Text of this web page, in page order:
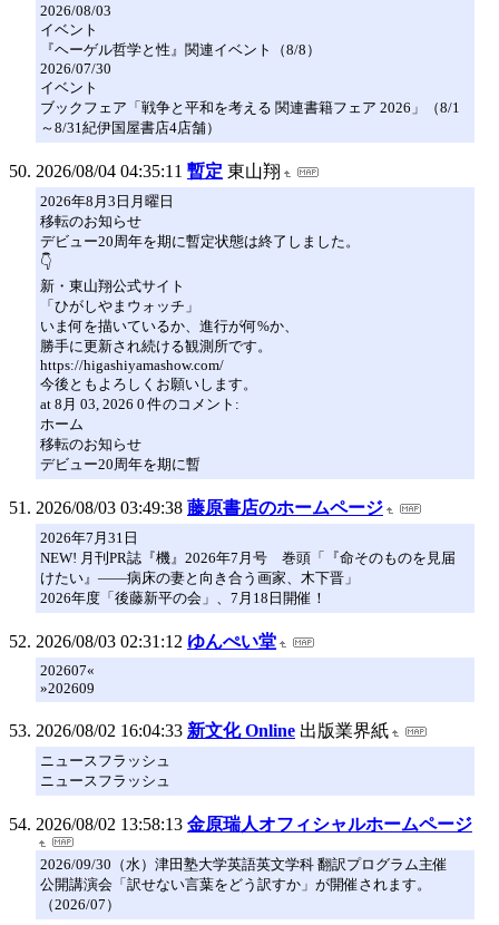
2026/08/03
イベント
『ヘーゲル哲学と性』関連イベント（8/8）
2026/07/30
イベント
ブックフェア「戦争と平和を考える 関連書籍フェア 2026」（8/1
～8/31紀伊国屋書店4店舗）
2026/08/04 04:35:11 暫定 東山翔
2026年8月3日月曜日
移転のお知らせ
デビュー20周年を期に暫定状態は終了しました。
👇
新・東山翔公式サイト
「ひがしやまウォッチ」
いま何を描いているか、進行が何%か、
勝手に更新され続ける観測所です。
https://higashiyamashow.com/
今後ともよろしくお願いします。
at 8月 03, 2026 0 件のコメント:
ホーム
移転のお知らせ
デビュー20周年を期に暫
2026/08/03 03:49:38 藤原書店のホームページ
2026年7月31日
NEW! 月刊PR誌『機』2026年7月号 巻頭「『命そのものを見届
けたい』――病床の妻と向き合う画家、木下晋」
2026年度「後藤新平の会」、7月18日開催！
2026/08/03 02:31:12 ゆんぺい堂
202607«
»202609
2026/08/02 16:04:33 新文化 Online 出版業界紙
ニュースフラッシュ
ニュースフラッシュ
2026/08/02 13:58:13 金原瑞人オフィシャルホームページ
2026/09/30（水）津田塾大学英語英文学科 翻訳プログラム主催
公開講演会「訳せない言葉をどう訳すか」が開催されます。
（2026/07）